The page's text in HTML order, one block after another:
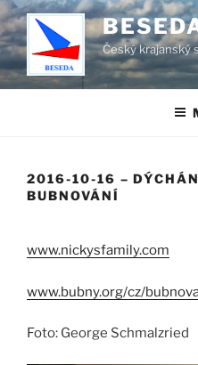
Přejít
k
obsahu
webu
Český krajanský
2016-10-16 –
BUBNOVÁNÍ
www.nickysfamily.com
www.bubny.org/cz/
Foto: George Schmalzried